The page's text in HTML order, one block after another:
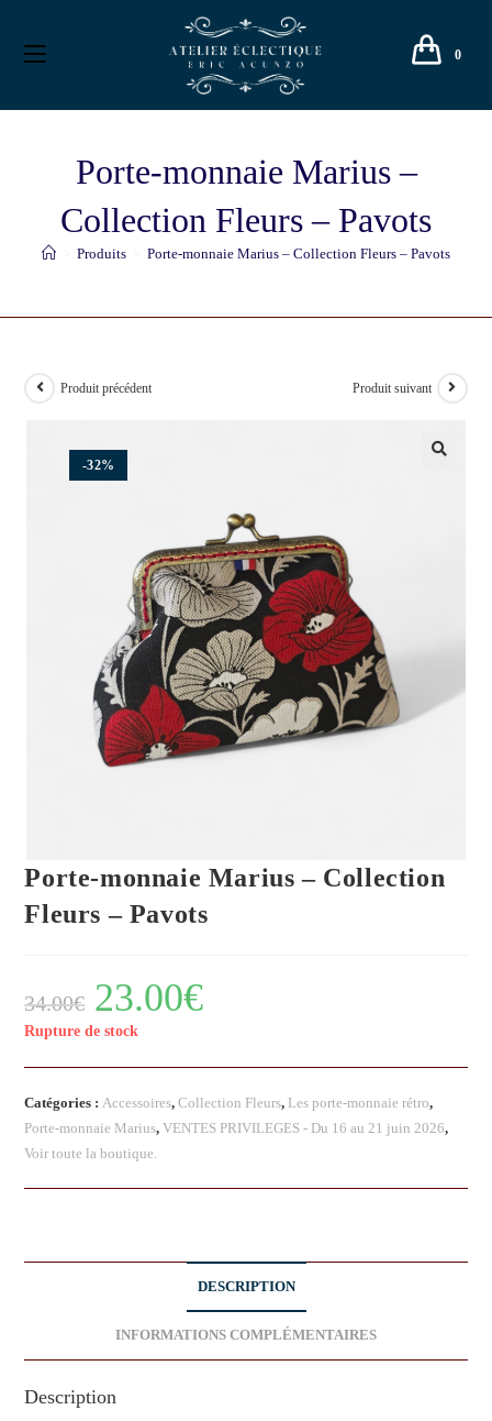
0
Porte-monnaie Marius –
Collection Fleurs – Pavots
Produits Porte-monnaie Marius – Collection Fleurs – Pavots
-32%
Produit précédent Produit suivant
Porte-monnaie Marius – Collection
Fleurs – Pavots
34.00€ 23.00€
Rupture de stock
Catégories :Accessoires,Collection Fleurs, Les porte-monnaie rétro,
Porte-monnaie Marius,VENTES PRIVILEGES - Du 16 au 21 juin 2026,
Voir toute la boutique.
DESCRIPTION
INFORMATIONS COMPLÉMENTAIRES
Description